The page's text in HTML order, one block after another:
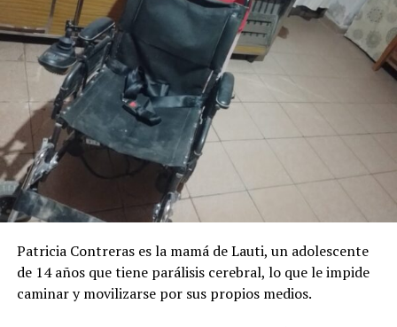
Patricia Contreras es la mamá de Lauti, un adolescente
de 14 años que tiene parálisis cerebral, lo que le impide
caminar y movilizarse por sus propios medios.